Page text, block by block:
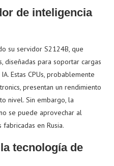
de inteligencia
su servidor S2124B, que
diseñadas para soportar cargas
Estas CPUs, probablemente
presentan un rendimiento
nivel. Sin embargo, la
se puede aprovechar al
en Rusia.
tecnología de